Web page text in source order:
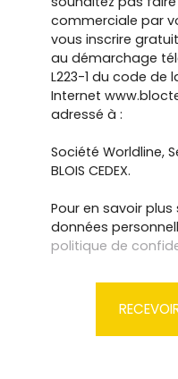
commerciale par
vous inscrire
au démarchage
L223-1 du code de
Internet
adressé à :
Société Worldline,
BLOIS CEDEX.
Pour en savoir
données
politique de